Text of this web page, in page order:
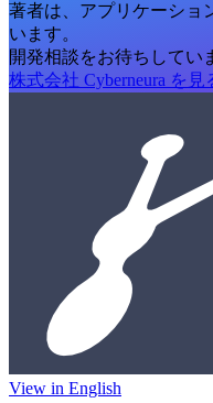
著者は、アプリケーショ
います。
開発相談をお待ちしてい
株式会社 Cyberneura を見
View in English